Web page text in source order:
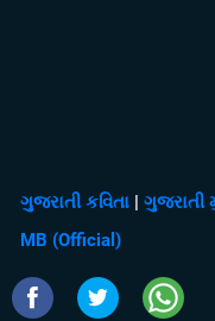
ગુજરાતી કવિતા | ગુજરાતી
MB (Official)